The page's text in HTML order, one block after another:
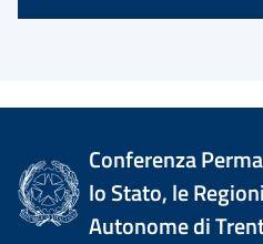
Conferenza
lo Stato, le
Autonome di